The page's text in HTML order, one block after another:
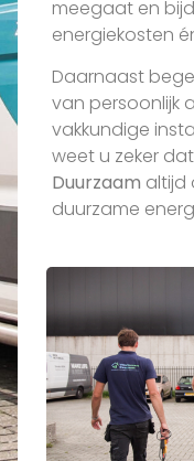
meegaat en
energiekosten
Daarnaast
van persoonlijk
vakkundige
weet u zeker
Duurzaam altijd
duurzame